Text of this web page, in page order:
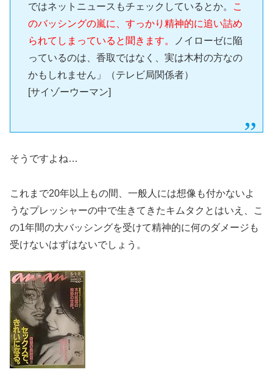
ではネットニュースもチェックしているとか。
こ
のバッシングの嵐に、すっかり精神的に追い詰め
られてしまっていると聞きます。
ノイローゼに陥
っているのは、香取ではなく、実は木村の方なの
かもしれません」（テレビ局関係者）
[サイゾーウーマン]
そうですよね…
これまで20年以上もの間、一般人には想像も付かないよ
うなプレッシャーの中で生きてきたキムタクとはいえ、こ
の1年間の大バッシングを受けて精神的に何のダメージも
受けないはずはないでしょう。